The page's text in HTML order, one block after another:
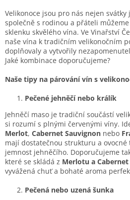
Velikonoce jsou pro nás nejen
společně s rodinou a přáteli
sklenku skvělého vína. Ve Vinařství
naše vína k tradičním velikonočním
doplňovaly a vytvořily
Jaké kombinace doporučujeme?
Naše tipy na párování vín s
Pečené jehněčí nebo králík
Jehněčí maso je tradiční součástí
si rozumí s plnými červenými víny.
Merlot, Cabernet Sauvignon nebo
mají dostatečnou strukturu a
jemnost jehněčího. Doporučujeme
které se skládá z Merlotu a
vyvážená chuť a bohaté aroma
Pečená nebo uzená šunka